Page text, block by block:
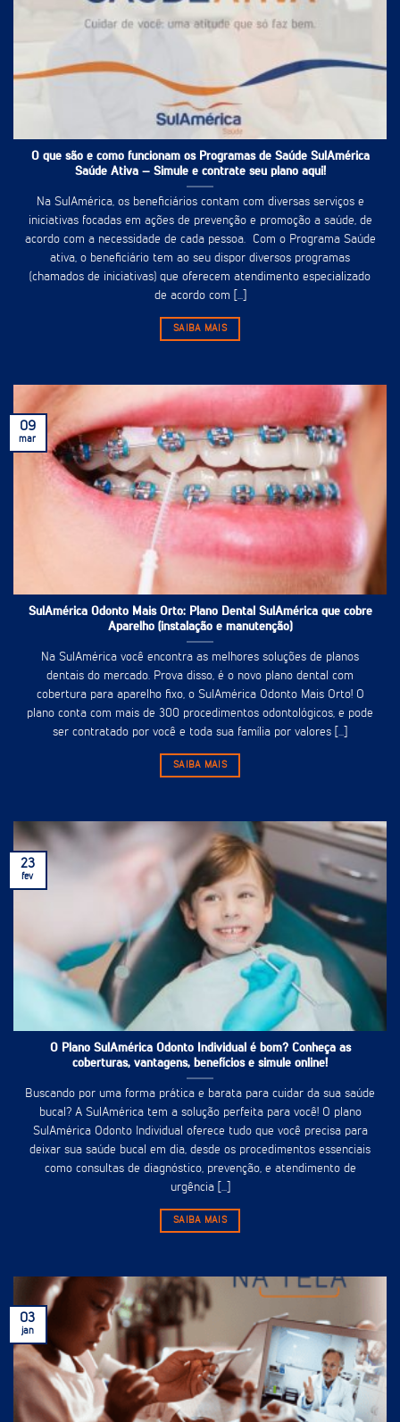
O que são e como funcionam os Programas de Saúde SulAmérica
Saúde Ativa – Simule e contrate seu plano aqui!
Na SulAmérica, os beneficiários contam com diversas serviços e
iniciativas focadas em ações de prevenção e promoção a saúde, de
acordo com a necessidade de cada pessoa. Com o Programa Saúde
ativa, o beneficiário tem ao seu dispor diversos programas
(chamados de iniciativas) que oferecem atendimento especializado
de acordo com [...]
SAIBA MAIS
SulAmérica Odonto Mais Orto: Plano Dental SulAmérica que cobre
Aparelho (instalação e manutenção)
Na SulAmérica você encontra as melhores soluções de planos
dentais do mercado. Prova disso, é o novo plano dental com
cobertura para aparelho fixo, o SulAmérica Odonto Mais Orto! O
plano conta com mais de 300 procedimentos odontológicos, e pode
ser contratado por você e toda sua família por valores [...]
SAIBA MAIS
09
mar
O Plano SulAmérica Odonto Individual é bom? Conheça as
coberturas, vantagens, benefícios e simule online!
Buscando por uma forma prática e barata para cuidar da sua saúde
bucal? A SulAmérica tem a solução perfeita para você! O plano
SulAmérica Odonto Individual oferece tudo que você precisa para
deixar sua saúde bucal em dia, desde os procedimentos essenciais
como consultas de diagnóstico, prevenção, e atendimento de
urgência [...]
SAIBA MAIS
23
fev
03
jan